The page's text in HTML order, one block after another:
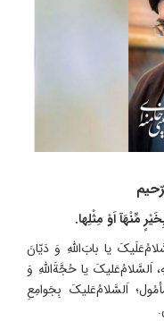
مِّنْهَآ اَوْ مِثْلِها.
یا بابَ‌اللهِ وَ دَیّانَ
اَلسَّلامُ‌عَلیکَ یا حُجَّةَ‌اللهِ وَ
اَلسَّلامُ‌عَلیکَ بِجَوامِعِ